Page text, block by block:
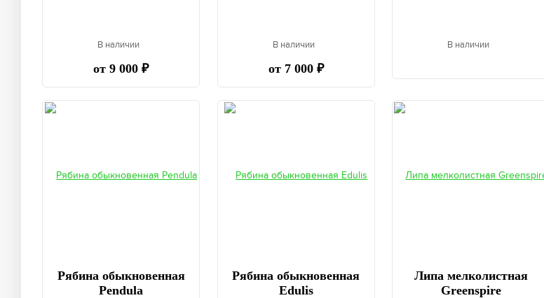
В наличии
от 9 000 ₽
В наличии
от 7 000 ₽
В наличии
Рябина обыкновенная
Pendula
Рябина обыкновенная
Edulis
Липа мелколистная
Greenspire